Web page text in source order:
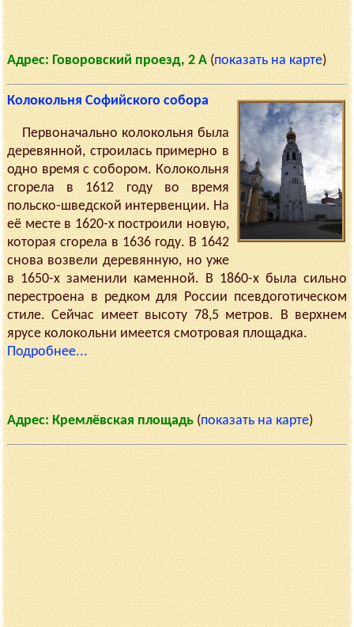
Адрес: Говоровский проезд, 2 А(показать на карте)
Колокольня Софийского собора
Первоначально колокольня была
деревянной, строилась примерно в
одно время с собором. Колокольня
сгорела в 1612 году во время
польско-шведской интервенции. На
её месте в 1620-х построили новую,
которая сгорела в 1636 году. В 1642
снова возвели деревянную, но уже
в 1650-х заменили каменной. В 1860-х была сильно
перестроена в редком для России псевдоготическом
стиле. Сейчас имеет высоту 78,5 метров. В верхнем
ярусе колокольни имеется смотровая площадка.
Подробнее...
Адрес: Кремлёвская площадь(показать на карте)